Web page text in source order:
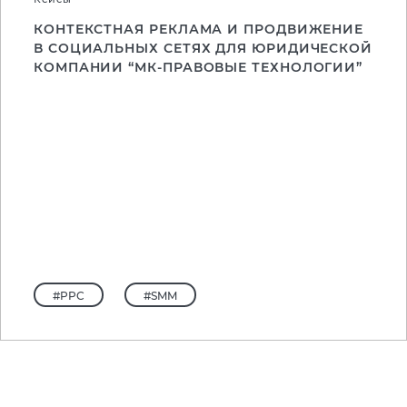
КОНТЕКСТНАЯ РЕКЛАМА И ПРОДВИЖЕНИЕ
В СОЦИАЛЬНЫХ СЕТЯХ ДЛЯ ЮРИДИЧЕСКОЙ
КОМПАНИИ “МК-ПРАВОВЫЕ ТЕХНОЛОГИИ”
#PPC #SMM